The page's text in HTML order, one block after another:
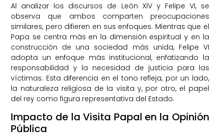
Al analizar los discursos de León XIV y Felipe VI, se
observa que ambos comparten preocupaciones
similares, pero difieren en sus enfoques. Mientras que el
Papa se centra más en la dimensión espiritual y en la
construcción de una sociedad más unida, Felipe VI
adopta un enfoque más institucional, enfatizando la
responsabilidad y la necesidad de justicia para las
víctimas. Esta diferencia en el tono refleja, por un lado,
la naturaleza religiosa de la visita y, por otro, el papel
del rey como figura representativa del Estado.
Impacto de la Visita Papal en la Opinión
Pública